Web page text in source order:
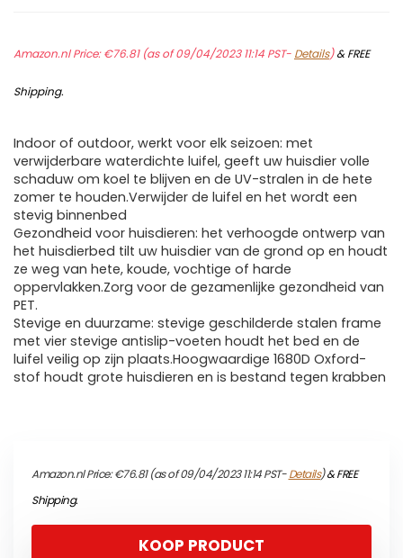
Amazon.nl Price:€76.81(as of 09/04/2023 11:14 PST- Details)&FREE
Shipping.
Indoor of outdoor, werkt voor elk seizoen: met
verwijderbare waterdichte luifel, geeft uw huisdier volle
schaduw om koel te blijven en de UV-stralen in de hete
zomer te houden.Verwijder de luifel en het wordt een
stevig binnenbed
Gezondheid voor huisdieren: het verhoogde ontwerp van
het huisdierbed tilt uw huisdier van de grond op en houdt
ze weg van hete, koude, vochtige of harde
oppervlakken.Zorg voor de gezamenlijke gezondheid van
PET.
Stevige en duurzame: stevige geschilderde stalen frame
met vier stevige antislip-voeten houdt het bed en de
luifel veilig op zijn plaats.Hoogwaardige 1680D Oxford-
stof houdt grote huisdieren en is bestand tegen krabben
Amazon.nl Price:€76.81(as of 09/04/2023 11:14 PST-Details)&FREE
Shipping.
KOOP PRODUCT